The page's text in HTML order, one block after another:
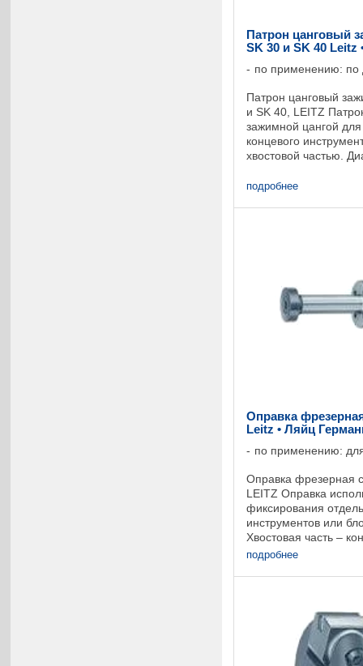
Патрон цанговый
SK 30 и SK 40 Leitz
по применению: по
Патрон цанговый
и SK 40, LEITZ
зажимной цангой
концевого
хвостовой частью.
конуса ...
подробнее
Оправка
Leitz • Ляйц
по применению:
Оправка фрезерная
LEITZ Оправка
фиксирования
инструментов или
Хвостовая часть –
Предохранение от
подробнее